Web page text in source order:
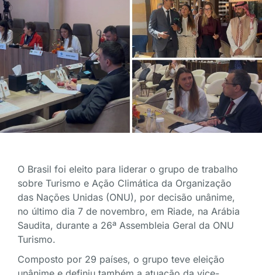
O Brasil foi eleito para liderar o grupo de trabalho
sobre Turismo e Ação Climática da Organização
das Nações Unidas (ONU), por decisão unânime,
no último dia 7 de novembro, em Riade, na Arábia
Saudita, durante a 26ª Assembleia Geral da ONU
Turismo.
Composto por 29 países, o grupo teve eleição